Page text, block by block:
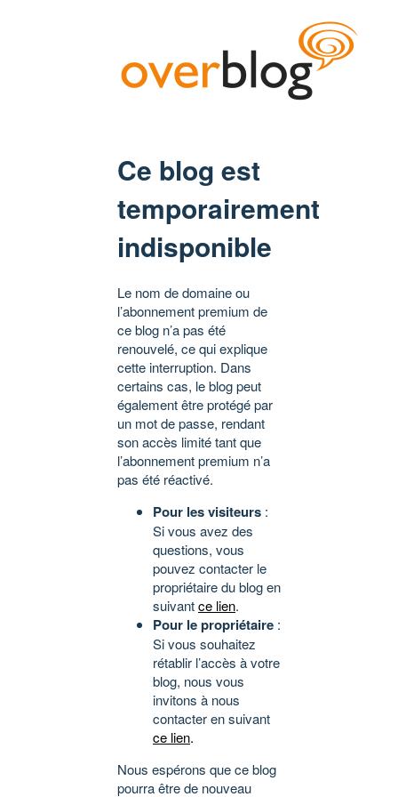
Ce blog est
temporairement
indisponible
Le nom de domaine ou
l’abonnement premium de
ce blog n’a pas été
renouvelé, ce qui explique
cette interruption. Dans
certains cas, le blog peut
également être protégé par
un mot de passe, rendant
son accès limité tant que
l’abonnement premium n’a
pas été réactivé.
Pour les visiteurs :
Si vous avez des
questions, vous
pouvez contacter le
propriétaire du blog en
suivantce lien.
Pour le propriétaire :
Si vous souhaitez
rétablir l’accès à votre
blog, nous vous
invitons à nous
contacter en suivant
ce lien.
Nous espérons que ce blog
pourra être de nouveau